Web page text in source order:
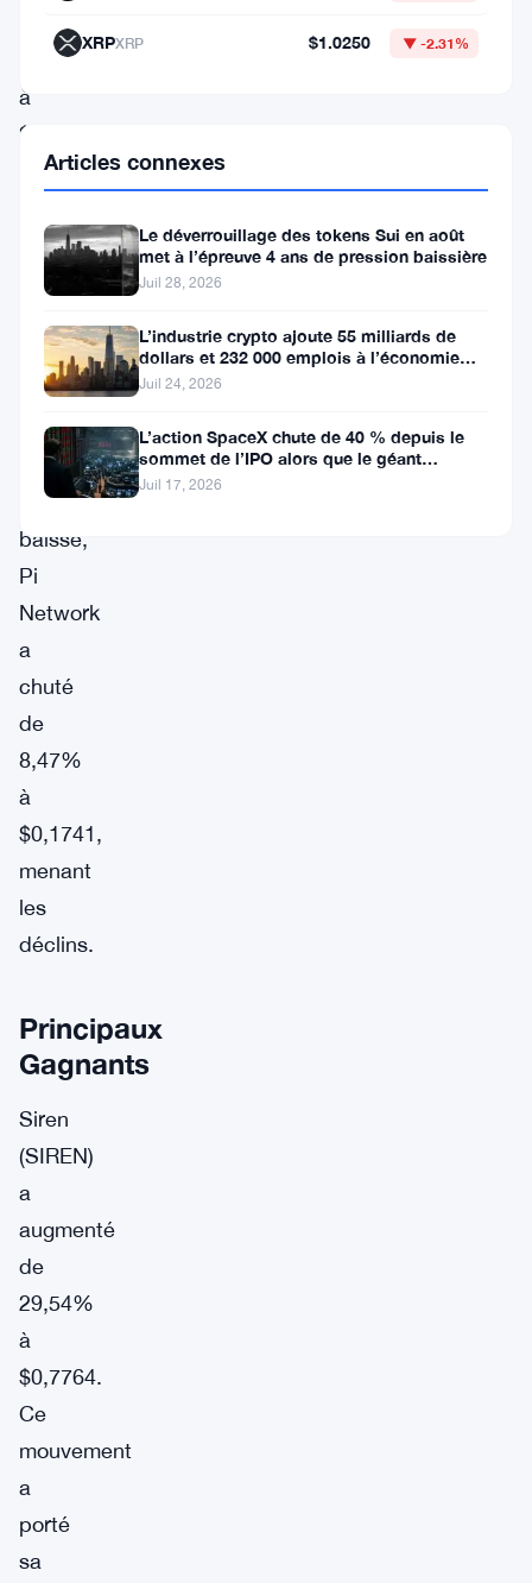
10,22%
à
$1,83,
tandis
Kaspa
10,04%
$0,0371.
baisse,
Pi
Network
a
chuté
de
8,47%
à
$0,1741,
menant
les
déclins.
Principaux
Gagnants
Siren
(SIREN)
a
augmenté
de
29,54%
à
$0,7764.
Ce
mouvement
a
porté
sa
XRPXRP $1.0250 ▼ -2.31%
Articles connexes
Le déverrouillage des tokens Sui en août
met à l’épreuve 4 ans de pression baissière
Juil 28, 2026
L’industrie crypto ajoute 55 milliards de
dollars et 232 000 emplois à l’économie
américaine
Juil 24, 2026
L’action SpaceX chute de 40 % depuis le
sommet de l’IPO alors que le géant
aérospatial d’Elon Musk fait face
Juil 17, 2026